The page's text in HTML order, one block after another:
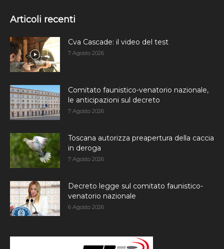
Articoli recenti
Cva Cascade: il video del test
7 Agosto 2026
Comitato faunistico-venatorio nazionale,
le anticipazioni sul decreto
7 Agosto 2026
Toscana autorizza preapertura della caccia
in deroga
7 Agosto 2026
Decreto legge sul comitato faunistico-
venatorio nazionale
6 Agosto 2026